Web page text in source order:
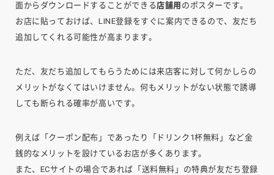
面からダウンロードすることができる 店舗用 のポスターです。
お店に貼っておけば、LINE登録をすぐに案内できるので、友だち
追加してくれる可能性が高まります。
ただ、友だち追加してもらうためには来店客に対して何かしらの
メリットがなくてはいけません。何もメリットがない状態で誘導
しても断られる確率が高いです。
例えば「クーポン配布」であったり「ドリンク1杯無料」など金
銭的なメリットを設けているお店が多くあります。
また、ECサイトの場合であれば「送料無料」の特典が友だち登録